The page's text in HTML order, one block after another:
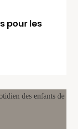
pour les